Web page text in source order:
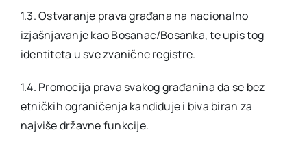
1.3. Ostvaranje prava građana na nacionalno
izjašnjavanje kao Bosanac/Bosanka, te upis tog
identiteta u sve zvanične registre.
1.4. Promocija prava svakog građanina da se bez
etničkih ograničenja kandiduje i biva biran za
najviše državne funkcije.